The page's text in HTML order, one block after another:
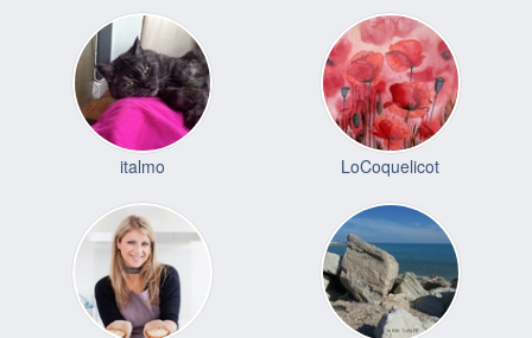
italmo LoCoquelicot